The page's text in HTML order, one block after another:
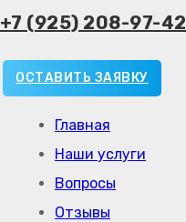
Главная
Наши услуги
Вопросы
Отзывы
+7 (925) 208-97-42
ОСТАВИТЬ ЗАЯВКУ